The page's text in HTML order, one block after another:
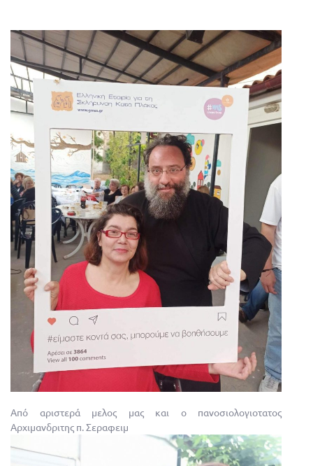
Από αριστερά μελος μας και ο πανοσιολογιοτατος
Αρχιμανδριτης π. Σεραφειμ